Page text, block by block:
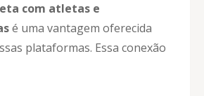
com atletas e
é uma vantagem oferecida
plataformas. Essa conexão